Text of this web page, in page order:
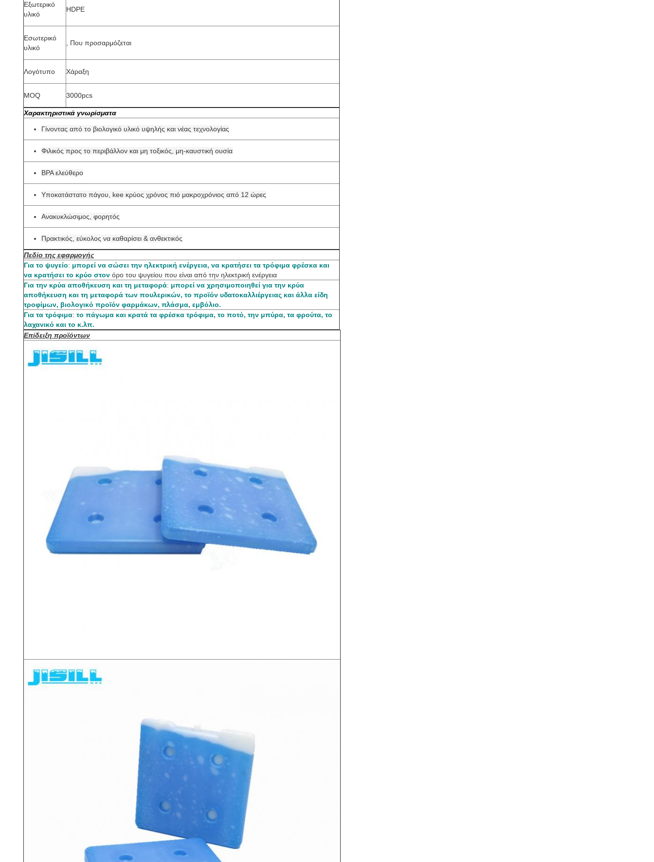
Εξωτερικό
υλικό
HDPE
Εσωτερικό
υλικό
, Που προσαρμόζεται
Λογότυπο Χάραξη
MOQ 3000pcs
Χαρακτηριστικά γνωρίσματα
Γίνοντας από το βιολογικό υλικό υψηλής και νέας τεχνολογίας
Φιλικός προς το περιβάλλον και μη τοξικός, μη-καυστική ουσία
BPA ελεύθερο
Υποκατάστατο πάγου, kee κρύος χρόνος πιό μακροχρόνιος από 12 ώρες
Ανακυκλώσιμος, φορητός
Πρακτικός, εύκολος να καθαρίσει & ανθεκτικός
Πεδίο της εφαρμογής
Για το ψυγείο: μπορεί να σώσει την ηλεκτρική ενέργεια, να κρατήσει τα τρόφιμα φρέσκα και
να κρατήσει το κρύο στον όρο του ψυγείου που είναι από την ηλεκτρική ενέργεια
Για την κρύα αποθήκευση και τη μεταφορά: μπορεί να χρησιμοποιηθεί για την κρύα
αποθήκευση και τη μεταφορά των πουλερικών, το προϊόν υδατοκαλλιέργειας και άλλα είδη
τροφίμων, βιολογικό προϊόν φαρμάκων, πλάσμα, εμβόλιο.
Για τα τρόφιμα: το πάγωμα και κρατά τα φρέσκα τρόφιμα, το ποτό, την μπύρα, τα φρούτα, το
λαχανικό και το κ.λπ.
Επίδειξη προϊόντων